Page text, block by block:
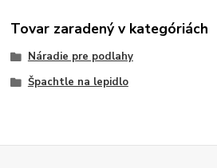
Tovar zaradený v kategóriách
Náradie pre podlahy
Špachtle na lepidlo